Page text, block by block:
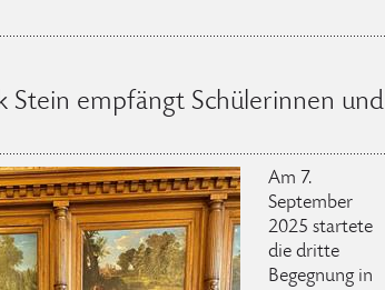
Stein empfängt Schülerinnen und
Am 7.
September
2025 startete
die dritte
Begegnung in